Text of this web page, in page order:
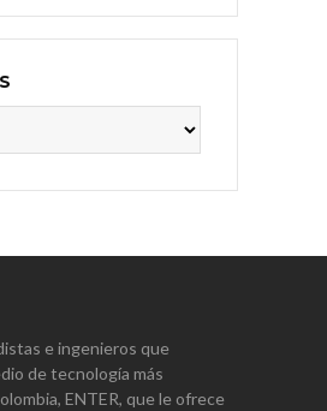
e ingenieros que
de tecnología más
ENTER, que le ofrece